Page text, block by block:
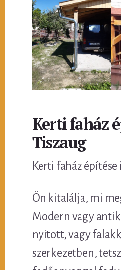
Kerti faház
Tiszaug
Kerti faház
Ön kitalálja, mi
Modern vagy
nyitott, vagy
szerkezetben,